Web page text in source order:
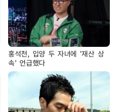
홍석천, 입양 두 자녀에 '재산 상
속' 언급했다